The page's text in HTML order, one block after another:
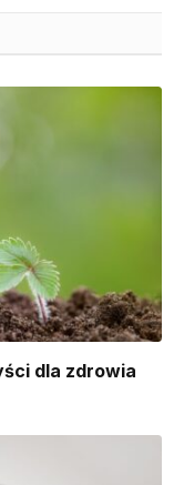
dla zdrowia